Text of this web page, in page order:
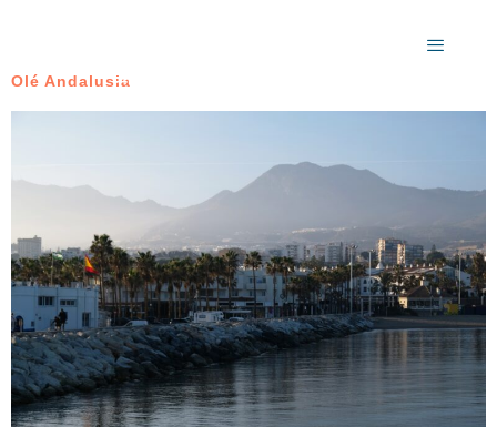
Olé Andalusia